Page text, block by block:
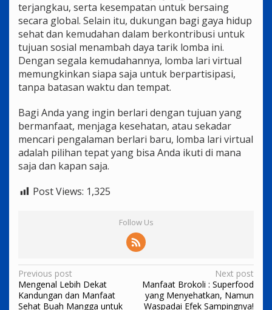
terjangkau, serta kesempatan untuk bersaing
secara global. Selain itu, dukungan bagi gaya hidup
sehat dan kemudahan dalam berkontribusi untuk
tujuan sosial menambah daya tarik lomba ini.
Dengan segala kemudahannya, lomba lari virtual
memungkinkan siapa saja untuk berpartisipasi,
tanpa batasan waktu dan tempat.
Bagi Anda yang ingin berlari dengan tujuan yang
bermanfaat, menjaga kesehatan, atau sekadar
mencari pengalaman berlari baru, lomba lari virtual
adalah pilihan tepat yang bisa Anda ikuti di mana
saja dan kapan saja.
Post Views: 1,325
Follow Us
Post
navigation
Previous post
Mengenal Lebih Dekat
Kandungan dan Manfaat
Sehat Buah Mangga untuk
Next post
Manfaat Brokoli : Superfood
yang Menyehatkan, Namun
Waspadai Efek Sampingnya!